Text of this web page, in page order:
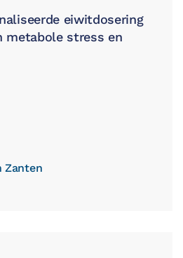
eiwitdosering
metabole stress en
Zanten